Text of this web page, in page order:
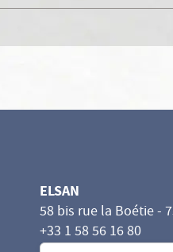
ELSAN
58 bis rue la Boétie -
+33 1 58 56 16 80